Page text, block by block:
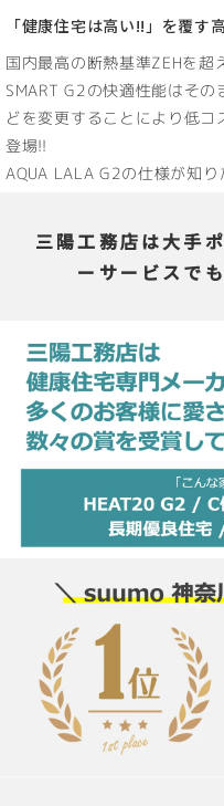
「健康住宅は高い!!」を覆す
国内最高の断熱基準ZEHを超
SMART G2の快適性能はそ
どを変更することにより低
登場!!
AQUA LALA G2の仕様が知り
三陽工務店は大手
ーサービスで